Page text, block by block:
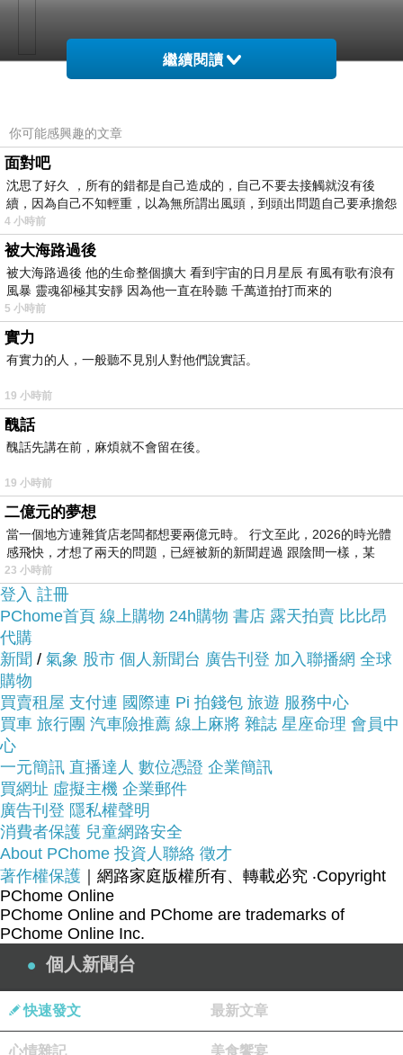
網路上買應該會比較便宜，
而且24小時都能買，上網慢慢挑選，不用等店家開
門也不用看店員臉色，這麼方便當然選擇在
網路上購買~~
於是我參考了其他網友Borghese靚白泥漿面膜的推
薦開箱文及心得分享!
結果，還有哪裡買最便宜划算，發現它真的很不錯!!
品質有保障又有七天鑑
賞期，不滿意可以退貨也不用擔心買
貴!
服務這麼優，當然在網路購物最好啦~~
看看Borghese靚白泥漿面膜~~
商品網址:
繼續閱讀
你可能感興趣的文章
面對吧
沈思了好久 ，所有的錯都是自己造成的，自己不要去接觸就沒有後
續，因為自己不知輕重，以為無所謂出風頭，到頭出問題自己要承擔怨
不
4 小時前
被大海路過後
被大海路過後 他的生命整個擴大 看到宇宙的日月星辰 有風有歌有浪有
風暴 靈魂卻極其安靜 因為他一直在聆聽 千萬道拍打而來的
5 小時前
實力
有實力的人，一般聽不見別人對他們說實話。
19 小時前
醜話
醜話先講在前，麻煩就不會留在後。
19 小時前
二億元的夢想
當一個地方連雜貨店老闆都想要兩億元時。 行文至此，2026的時光體
感飛快，才想了兩天的問題，已經被新的新聞趕過 跟陰間一樣，某
23 小時前
登入 註冊
PChome首頁 線上購物 24h購物 書店 露天拍賣 比比昂
代購
新聞 / 氣象 股市 個人新聞台 廣告刊登 加入聯播網 全球
購物
買賣租屋 支付連 國際連 Pi 拍錢包 旅遊 服務中心
買車 旅行團 汽車險推薦 線上麻將 雜誌 星座命理 會員中
心
一元簡訊 直播達人 數位憑證 企業簡訊
買網址 虛擬主機 企業郵件
廣告刊登 隱私權聲明
消費者保護 兒童網路安全
About PChome 投資人聯絡 徵才
著作權保護 ｜網路家庭版權所有、轉載必究 ‧Copyright
PChome Online
PChome Online and PChome are trademarks of
PChome Online Inc.
個人新聞台
快速發文 最新文章
心情雜記 美食饗宴